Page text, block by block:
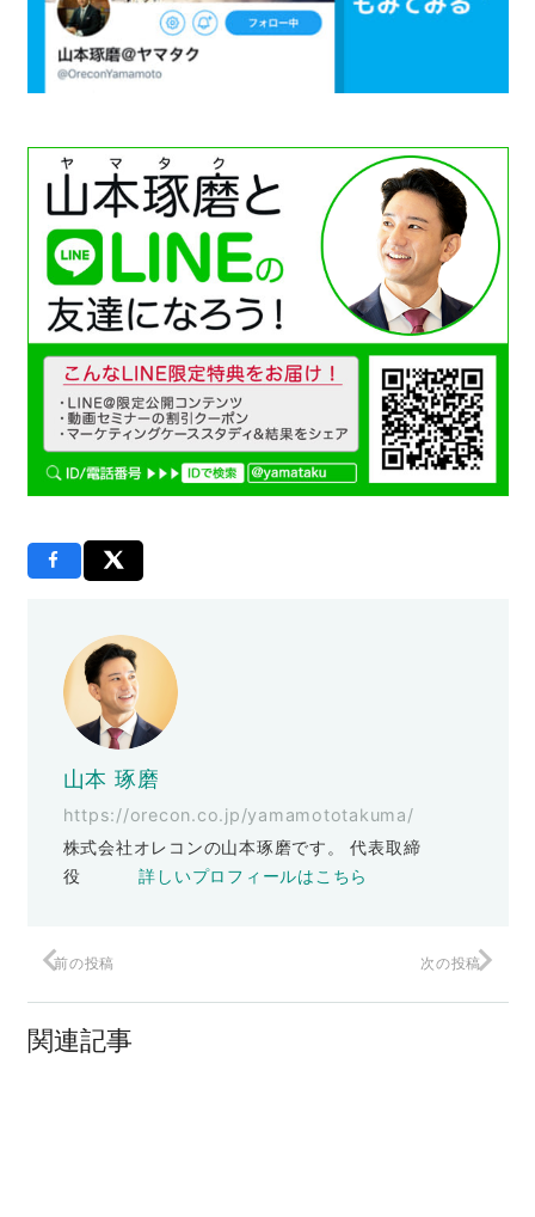
山本 琢磨
https://orecon.co.jp/yamamototakuma/
株式会社オレコンの山本琢磨です。 代表取締
役詳しいプロフィールはこちら
前の投稿 次の投稿
関連記事
競合よりたくさん、更に価格は高く売る